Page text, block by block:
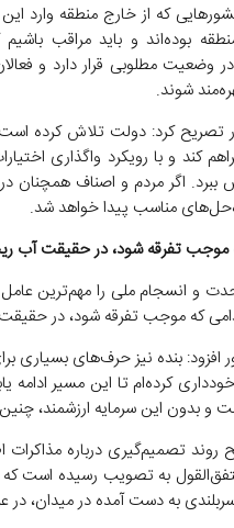
که از خارج منطقه وارد
بوده‌اند و باید مراقب
وضعیت مطلوبی قرار دارد و
شوند.
کرد: دولت تلاش کرده است
فراهم کند و با رویکرد واگذاری
اگر مردم و اصناف همچنان
مناسب پیدا خواهد شد.
تفرقه شود، در حقیقت آب
و انسجام ملی را مهم‌ترین
که موجب تفرقه شود، در
بنده نیز حرف‌های بسیاری
خودداری کرده‌ام تا این مسیر
و بدون این سرمایه ارزشمند،
روند تصمیم‌گیری درباره
به تصویب رسیده است که
به دست آمده در میدان، در